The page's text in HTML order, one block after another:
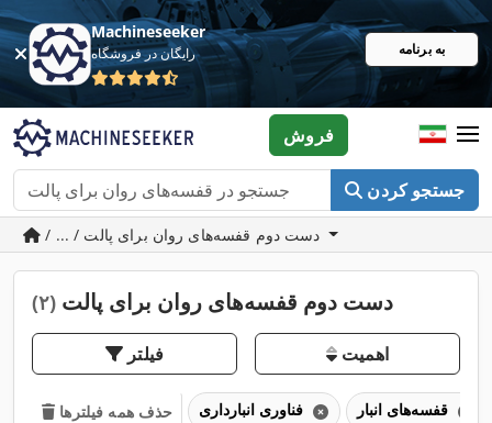
Machineseeker
رایگان در فروشگاه به برنامه
جستجو کردن
فروش
دست دوم قفسه‌های روان برای پالت (۲)
فیلتر اهمیت
حذف همه فیلترها